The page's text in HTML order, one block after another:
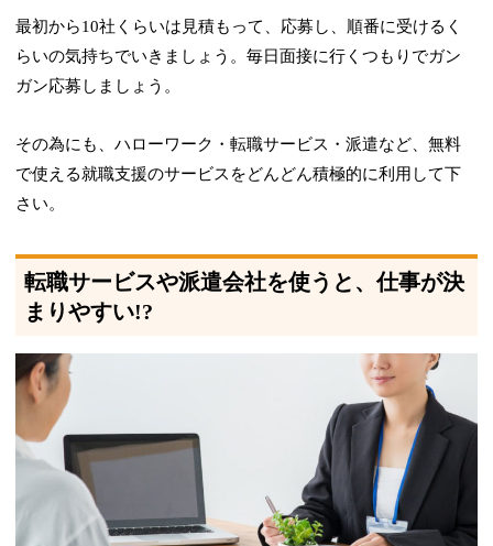
最初から10社くらいは見積もって、応募し、順番に受けるく
らいの気持ちでいきましょう。毎日面接に行くつもりでガン
ガン応募しましょう。
その為にも、ハローワーク・転職サービス・派遣など、無料
で使える就職支援のサービスをどんどん積極的に利用して下
さい。
転職サービスや派遣会社を使うと、仕事が決
まりやすい!?